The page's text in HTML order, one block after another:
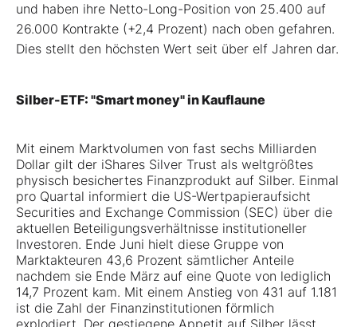
und haben ihre Netto-Long-Position von 25.400 auf
26.000 Kontrakte (+2,4 Prozent) nach oben gefahren.
Dies stellt den höchsten Wert seit über elf Jahren dar.
Silber-ETF: "Smart money" in Kauflaune
Mit einem Marktvolumen von fast sechs Milliarden
Dollar gilt der iShares Silver Trust als weltgrößtes
physisch besichertes Finanzprodukt auf Silber. Einmal
pro Quartal informiert die US-Wertpapieraufsicht
Securities and Exchange Commission (SEC) über die
aktuellen Beteiligungsverhältnisse institutioneller
Investoren. Ende Juni hielt diese Gruppe von
Marktakteuren 43,6 Prozent sämtlicher Anteile
nachdem sie Ende März auf eine Quote von lediglich
14,7 Prozent kam. Mit einem Anstieg von 431 auf 1.181
ist die Zahl der Finanzinstitutionen förmlich